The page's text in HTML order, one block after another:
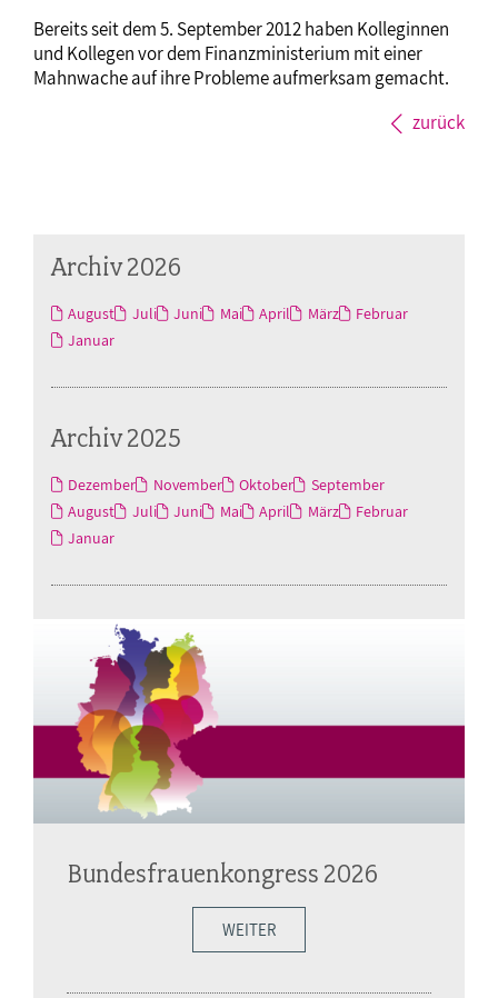
Bereits seit dem 5. September 2012 haben Kolleginnen
und Kollegen vor dem Finanzministerium mit einer
Mahnwache auf ihre Probleme aufmerksam gemacht.
zurück
Archiv 2026
August Juli Juni Mai April März
Februar
Januar
Archiv 2025
Dezember November Oktober
September
August
Juli Juni Mai April März
Februar
Januar
Bundesfrauenkongress 2026
WEITER